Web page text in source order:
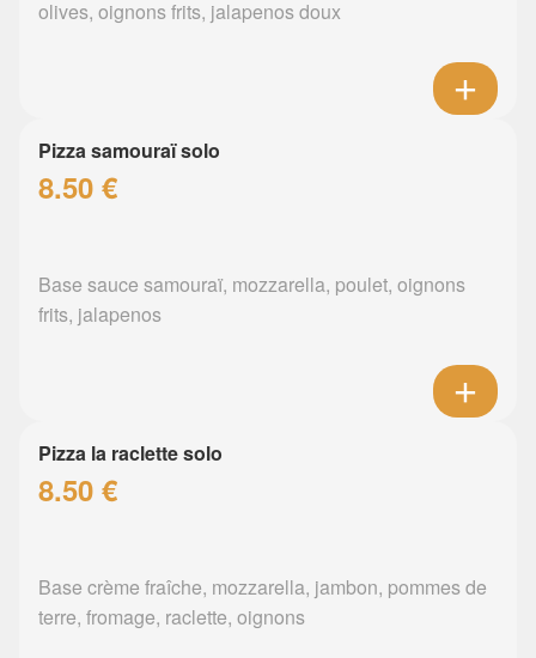
olives, oignons frits, jalapenos doux
Pizza samouraï solo
8.50 €
Base sauce samouraï, mozzarella, poulet, oignons
frits, jalapenos
Pizza la raclette solo
8.50 €
Base crème fraîche, mozzarella, jambon, pommes de
terre, fromage, raclette, oignons